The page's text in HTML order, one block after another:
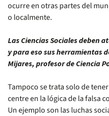
ocurre en otras partes del
o localmente.
Las Ciencias Sociales deben
y para eso sus herramientas
Mijares, profesor de Ciencia
Tampoco se trata solo de
centre en la lógica de la falsa
Un ejemplo son las luchas